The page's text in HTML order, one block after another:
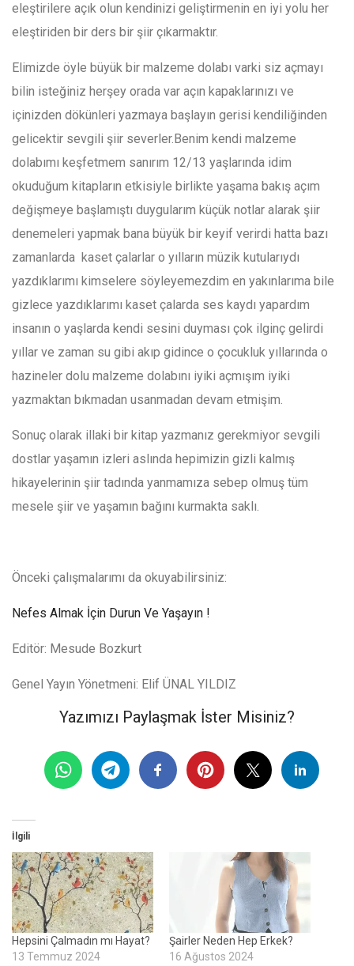
eleştirilere açık olun kendinizi geliştirmenin en iyi yolu her
eleştiriden bir ders bir şiir çıkarmaktır.
Elimizde öyle büyük bir malzeme dolabı varki siz açmayı
bilin isteğiniz herşey orada var açın kapaklarınızı ve
içinizden dökünleri yazmaya başlayın gerisi kendiliğinden
gelicektir sevgili şiir severler.Benim kendi malzeme
dolabımı keşfetmem sanırım 12/13 yaşlarında idim
okuduğum kitapların etkisiyle birlikte yaşama bakış açım
değişmeye başlamıştı duygularım küçük notlar alarak şiir
denemeleri yapmak bana büyük bir keyif verirdi hatta bazı
zamanlarda kaset çalarlar o yılların müzik kutularıydı
yazdıklarımı kimselere söyleyemezdim en yakınlarıma bile
gizlece yazdıklarımı kaset çalarda ses kaydı yapardım
insanın o yaşlarda kendi sesini duyması çok ilginç gelirdi
yıllar ve zaman su gibi akıp gidince o çocukluk yıllarında o
hazineler dolu malzeme dolabını iyiki açmışım iyiki
yazmaktan bıkmadan usanmadan devam etmişim.
Sonuç olarak illaki bir kitap yazmanız gerekmiyor sevgili
dostlar yaşamın izleri aslında hepimizin gizli kalmış
hikayelerinin şiir tadında yanmamıza sebep olmuş tüm
mesele şiir ve yaşamın bağını kurmakta saklı.
Önceki çalışmalarımı da okuyabilirsiniz:
Nefes Almak İçin Durun Ve Yaşayın !
Editör: Mesude Bozkurt
Genel Yayın Yönetmeni: Elif ÜNAL YILDIZ
Yazımızı Paylaşmak İster Misiniz?
İlgili
Hepsini Çalmadın mı Hayat?
13 Temmuz 2024
Şairler Neden Hep Erkek?
16 Ağustos 2024